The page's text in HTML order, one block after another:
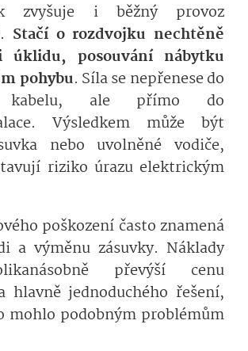
zvyšuje i běžný provoz
Stačí o rozdvojku nechtěně
úklidu, posouvání nábytku
pohybu. Síla se nepřenese do
kabelu, ale přímo do
Výsledkem může být
nebo uvolněné vodiče,
riziko úrazu elektrickým
poškození často znamená
a výměnu zásuvky. Náklady
převýší cenu
hlavně jednoduchého řešení,
mohlo podobným problémům